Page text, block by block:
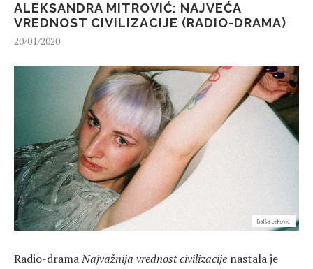
ALEKSANDRA MITROVIĆ: NAJVEĆA
VREDNOST CIVILIZACIJE (RADIO-DRAMA)
20/01/2020
Radio-dramaNajvažnija vrednost civilizacije nastala je